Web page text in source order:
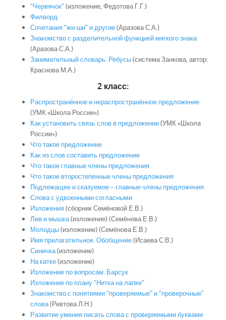
“Червячок”(изложение, Федотова Г.Г.)
Филворд
Сочетания “жи-ши” и другие(Аразова С.А.)
Знакомство с разделительной функцией мягкого знака
(Аразова С.А.)
Занимательный словарь. Ребусы(система Занкова, автор:
Краснова М.А.)
2 класс:
Распространённое и нераспространённое предложение
(УМК «Школа России»)
Как установить связь слов в предложении(УМК «Школа
России»)
Что такое предложение
Как из слов составить предложение
Что такое главные члены предложения
Что такое второстепенные члены предложения
Подлежащее и сказуемое – главные члены предложения
Слова с удвоенными согласными
Изложения(сборник Семёновой Е.В.)
Лев и мышка(изложение) (Семёнова Е.В.)
Молодцы(изложение) (Семёнова Е.В.)
Имя прилагательное. Обобщение(Исаева С.В.)
Синичка(изложение)
На катке(изложение)
Изложение по вопросам. Барсук
Изложение по плану “Нитка на лапке”
Знакомство с понятиями “проверяемые” и “проверочные”
слова(Ревтова Л.Н.)
Развитие умения писать слова с проверяемыми буквами